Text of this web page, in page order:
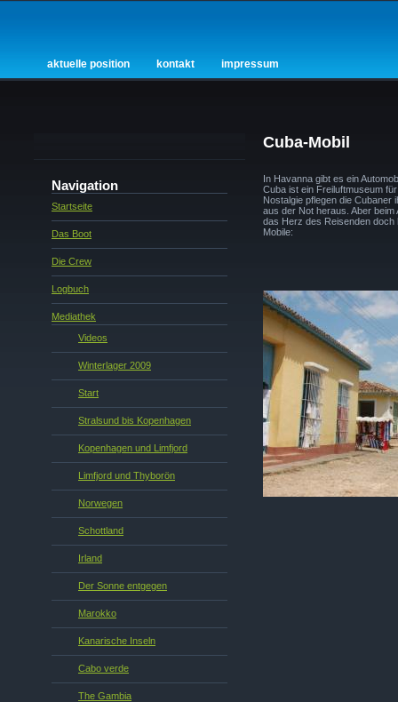
aktuelle position kontakt impressum
Navigation
Startseite
Das Boot
Die Crew
Logbuch
Mediathek
Videos
Winterlager 2009
Start
Stralsund bis Kopenhagen
Kopenhagen und Limfjord
Limfjord und Thyborön
Norwegen
Schottland
Irland
Der Sonne entgegen
Marokko
Kanarische Inseln
Cabo verde
The Gambia
Cuba-Mobil
In Havanna gibt es ein
Cuba ist ein Freiluftmuseum
Nostalgie pflegen die Cubaner
aus der Not heraus. Aber
das Herz des Reisenden
Mobile: